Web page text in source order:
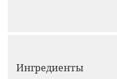
Ингредиенты